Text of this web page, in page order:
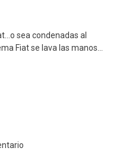
sea condenadas al
Fiat se lava las manos…